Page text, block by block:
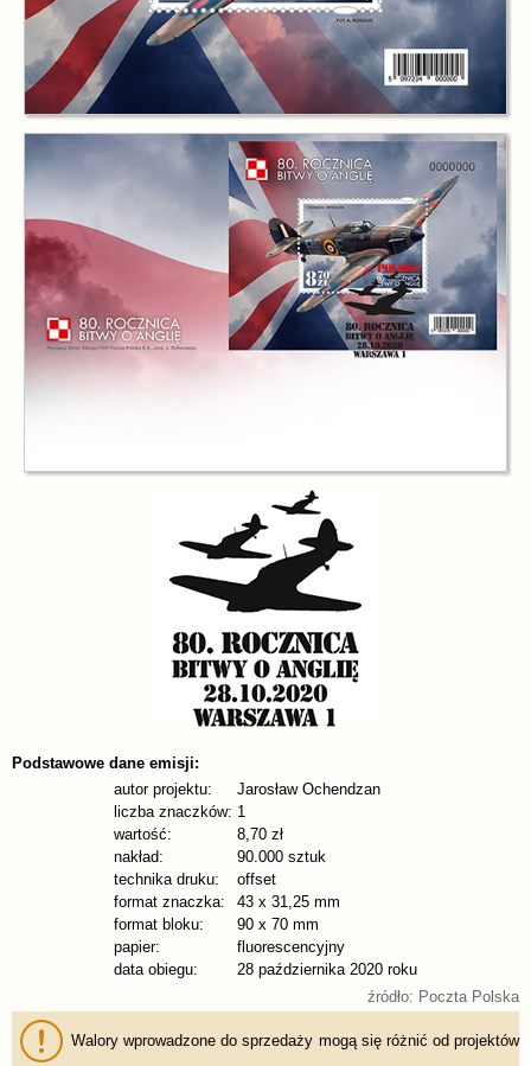
Podstawowe dane emisji:
autor projektu:
Jarosław Ochendzan
liczba znaczków: 1
wartość:
8,70 zł
nakład:
90.000 sztuk
technika druku:
offset
format znaczka:
43 x 31,25 mm
format bloku:
90 x 70 mm
papier:
fluorescencyjny
data obiegu:
28 października 2020 roku
źródło: Poczta Polska
Walory wprowadzone do sprzedaży mogą się różnić od projektów